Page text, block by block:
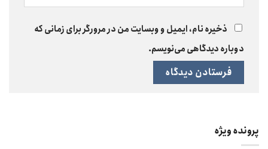
ذخیره نام، ایمیل و وبسایت من در مرورگر برای زمانی که
دوباره دیدگاهی می‌نویسم.
پرونده ویژه